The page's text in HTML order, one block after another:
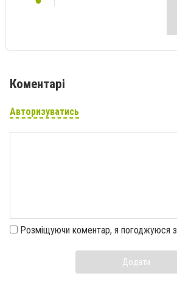
Коментарі
Авторизуватись
Розміщуючи коментар, я погоджуюся з
Додати